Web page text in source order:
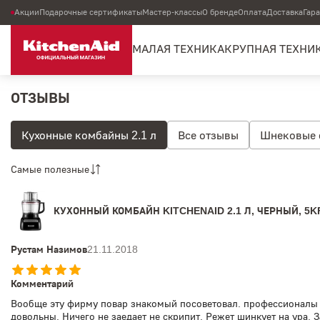
АкцииПодарочные сертификатыМастер-классыО брендеОплатаДоставка
МАЛАЯ ТЕХНИКАКРУПНАЯ
ОТЗЫВЫ
Все отзывы Шнековые
Рожковые кофеварки
Планетарные миксеры 3.3 л
Профессиональные планетарные миксеры
Тостеры Кухонные комбайны 1.2 л
Кухонные комбайны 2.1 л
Кухонные
Встраиваемые холодильники
Электрические варочные панели Варочные панели
Самые полезные
КУХОННЫЙ КОМБАЙН KITCHENAID 2.1 Л, ЧЕРНЫЙ,
Рустам Назимов21.11.2018
Комментарий
Вообще эту фирму повар знакомый посоветовал.
довольны. Ничего не заедает не скрипит. Режет шинкует на ура.